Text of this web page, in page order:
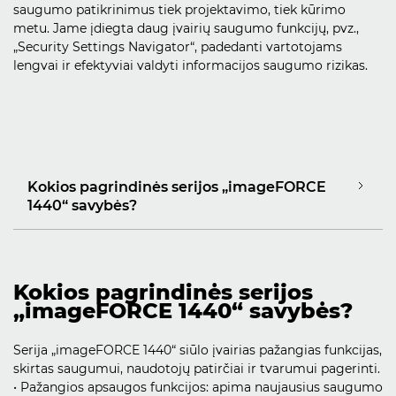
saugumo patikrinimus tiek projektavimo, tiek kūrimo
metu. Jame įdiegta daug įvairių saugumo funkcijų, pvz.,
„Security Settings Navigator“, padedanti vartotojams
lengvai ir efektyviai valdyti informacijos saugumo rizikas.
Kokios pagrindinės serijos „imageFORCE
1440“ savybės?
Kokios pagrindinės serijos
„imageFORCE 1440“ savybės?
Serija „imageFORCE 1440“ siūlo įvairias pažangias funkcijas,
skirtas saugumui, naudotojų patirčiai ir tvarumui pagerinti.
• Pažangios apsaugos funkcijos: apima naujausius saugumo